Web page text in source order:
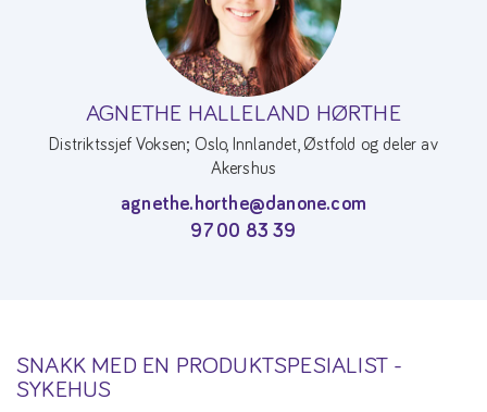
AGNETHE HALLELAND HØRTHE
Distriktssjef Voksen; Oslo, Innlandet, Østfold og deler av
Akershus
agnethe.horthe@danone.com
97 00 83 39
SNAKK MED EN PRODUKTSPESIALIST -
SYKEHUS